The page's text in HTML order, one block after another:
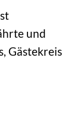
und
Gästekreis